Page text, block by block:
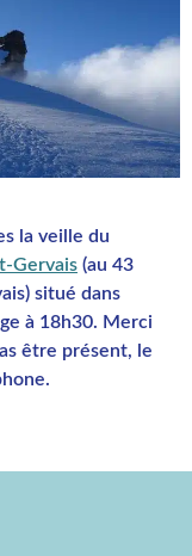
la veille du
Gervais (au 43
situé dans
à 18h30. Merci
être présent, le